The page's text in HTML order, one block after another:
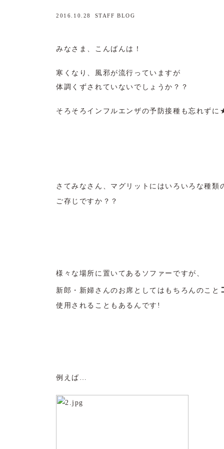
2016.10.28 STAFF BLOG
みなさま、こんばんは！
寒くなり、風邪が流行っていますが
体調くずされていないでしょうか？？
そろそろインフルエンザの予防接種も忘れずに
さてみなさん、マグリットにはいろいろな種類
ご存じですか？？
様々な場所に置いてあるソファーですが、
新郎・新婦さんのお席としてはもちろんのこと
使用されることもあるんです!
例えば…